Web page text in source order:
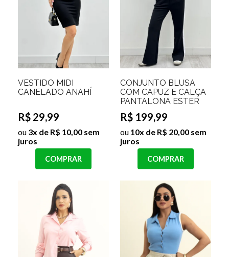
VESTIDO MIDI
CANELADO ANAHÍ
R$ 29,99
ou 3x de R$ 10,00 sem
juros
COMPRAR
CONJUNTO BLUSA
COM CAPUZ E CALÇA
PANTALONA ESTER
R$ 199,99
ou 10x de R$ 20,00 sem
juros
COMPRAR